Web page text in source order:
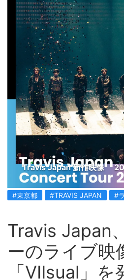
Travis Japan 新作映像
#東京都 #TRAVIS JAPAN #
Travis Japan
ーのライブ映
「VIIsual」